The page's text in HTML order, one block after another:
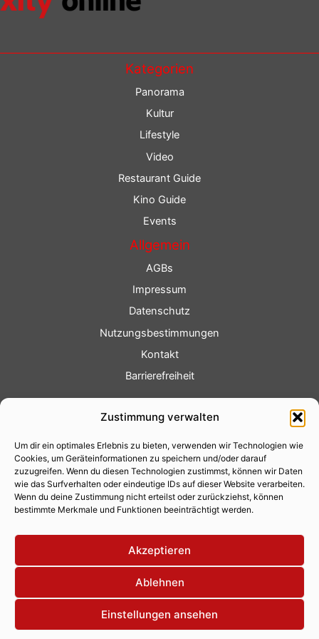
Zustimmung verwalten
Um dir ein optimales Erlebnis zu bieten, verwenden wir Technologien wie
Cookies, um Geräteinformationen zu speichern und/oder darauf
zuzugreifen. Wenn du diesen Technologien zustimmst, können wir Daten
wie das Surfverhalten oder eindeutige IDs auf dieser Website verarbeiten.
Wenn du deine Zustimmung nicht erteilst oder zurückziehst, können
bestimmte Merkmale und Funktionen beeinträchtigt werden.
Akzeptieren
Ablehnen
Einstellungen ansehen
Kategorien
Panorama
Kultur
Lifestyle
Video
Restaurant Guide
Kino Guide
Events
Allgemein
AGBs
Impressum
Datenschutz
Nutzungsbestimmungen
Kontakt
Barrierefreiheit
Fotoservice
Videoservice
Werbung
Contenterstellung
Lokalnachrichten
Lokalfernsehen
Eventkalender